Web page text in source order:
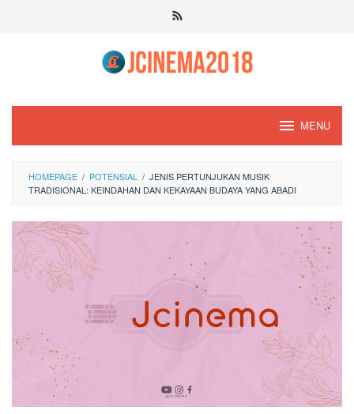
MENU
HOMEPAGE / POTENSIAL / JENIS PERTUNJUKAN MUSIK
TRADISIONAL: KEINDAHAN DAN KEKAYAAN BUDAYA YANG ABADI